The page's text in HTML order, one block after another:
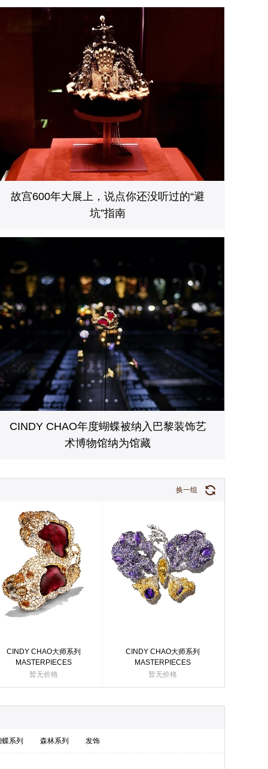
故宫600年大展上，说点你还没听过的“避
坑”指南
CINDY CHAO年度蝴蝶被纳入巴黎装饰艺
术博物馆纳为馆藏
换一组
CINDY CHAO大师系列
MASTERPIECES
I红宝侧飞蝴
暂无价格
CINDY CHAO大师系列
MASTERPIECES
MASTERPIECE I完美蝴蝶
暂无价格
蝶系列 森林系列 发饰